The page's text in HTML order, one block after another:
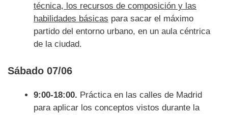
técnica, los recursos de composición y las
habilidades básicas para sacar el máximo
partido del entorno urbano, en un aula céntrica
de la ciudad.
Sábado 07/06
9:00-18:00. Práctica en las calles de Madrid
para aplicar los conceptos vistos durante la